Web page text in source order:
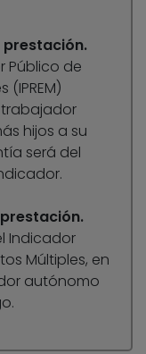
prestación.
Público de
(IPREM)
hijos a su
será del
Indicador
Múltiples, en
autónomo